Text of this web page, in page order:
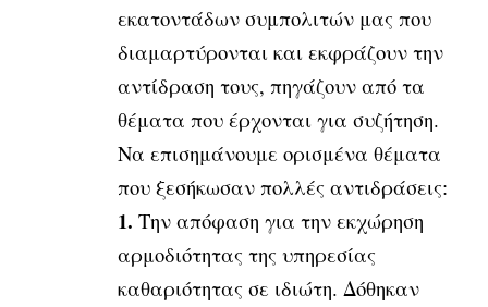
εκατοντάδων συμπολιτών μας που
διαμαρτύρονται και εκφράζουν την
αντίδραση τους, πηγάζουν από τα
θέματα που έρχονται για συζήτηση.
Να επισημάνουμε ορισμένα θέματα
που ξεσήκωσαν πολλές αντιδράσεις:
1. Την απόφαση για την εκχώρηση
αρμοδιότητας της υπηρεσίας
καθαριότητας σε ιδιώτη. Δόθηκαν